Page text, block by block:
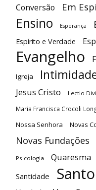
Conversão Em
Ensino Esperança
Espírito e Verdade
Evangelho
Igreja
Jesus Cristo Lectio
Maria Francisca Crocoli
Nossa Senhora Novas
Novas Fundações
Psicologia Quaresma
Santidade Santo